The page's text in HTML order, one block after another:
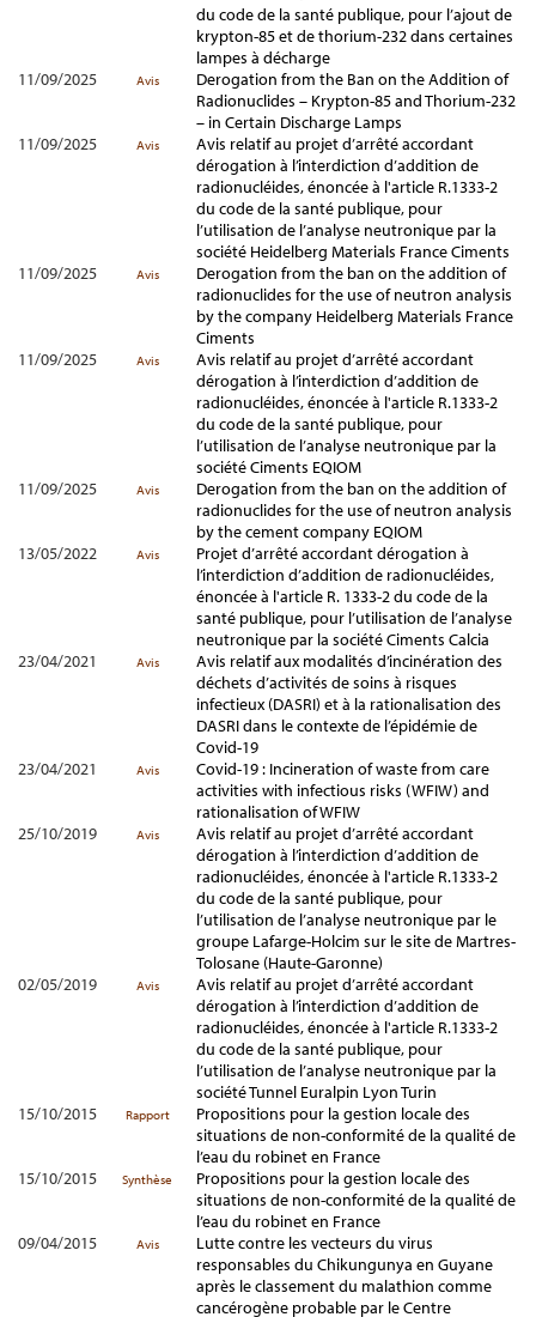
du code de la santé publique, pour l’ajout de
krypton-85 et de thorium-232 dans certaines
lampes à décharge
11/09/2025
Avis
Derogation from the Ban on the Addition of
Radionuclides – Krypton-85 and Thorium-232
– in Certain Discharge Lamps
11/09/2025
Avis
Avis relatif au projet d’arrêté accordant
dérogation à l’interdiction d’addition de
radionucléides, énoncée à l'article R.1333-2
du code de la santé publique, pour
l’utilisation de l’analyse neutronique par la
société Heidelberg Materials France Ciments
11/09/2025
Avis
Derogation from the ban on the addition of
radionuclides for the use of neutron analysis
by the company Heidelberg Materials France
Ciments
11/09/2025
Avis
Avis relatif au projet d’arrêté accordant
dérogation à l’interdiction d’addition de
radionucléides, énoncée à l'article R.1333-2
du code de la santé publique, pour
l’utilisation de l’analyse neutronique par la
société Ciments EQIOM
11/09/2025
Avis
Derogation from the ban on the addition of
radionuclides for the use of neutron analysis
by the cement company EQIOM
13/05/2022
Avis
Projet d’arrêté accordant dérogation à
l’interdiction d’addition de radionucléides,
énoncée à l'article R. 1333-2 du code de la
santé publique, pour l’utilisation de l’analyse
neutronique par la société Ciments Calcia
23/04/2021
Avis
Avis relatif aux modalités d’incinération des
déchets d’activités de soins à risques
infectieux (DASRI) et à la rationalisation des
DASRI dans le contexte de l’épidémie de
Covid-19
23/04/2021
Avis
Covid-19 : Incineration of waste from care
activities with infectious risks (WFIW) and
rationalisation of WFIW
25/10/2019
Avis
Avis relatif au projet d’arrêté accordant
dérogation à l’interdiction d’addition de
radionucléides, énoncée à l'article R.1333-2
du code de la santé publique, pour
l’utilisation de l’analyse neutronique par le
groupe Lafarge-Holcim sur le site de Martres-
Tolosane (Haute-Garonne)
02/05/2019
Avis
Avis relatif au projet d’arrêté accordant
dérogation à l’interdiction d’addition de
radionucléides, énoncée à l'article R.1333-2
du code de la santé publique, pour
l’utilisation de l’analyse neutronique par la
société Tunnel Euralpin Lyon Turin
15/10/2015
Rapport
Propositions pour la gestion locale des
situations de non-conformité de la qualité de
l’eau du robinet en France
15/10/2015
Synthèse
Propositions pour la gestion locale des
situations de non-conformité de la qualité de
l’eau du robinet en France
09/04/2015
Avis
Lutte contre les vecteurs du virus
responsables du Chikungunya en Guyane
après le classement du malathion comme
cancérogène probable par le Centre